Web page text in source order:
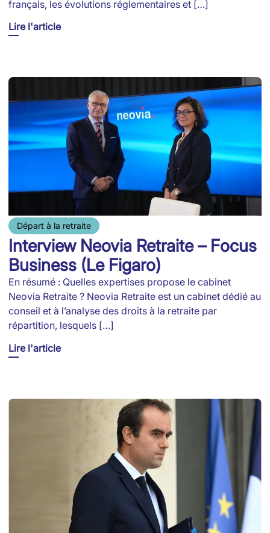
français, les évolutions réglementaires et […]
Lire l'article
Départ à la retraite
Interview Neovia Retraite – Focus
Business (Le Figaro)
En résumé : Quelles expertises propose le cabinet
Neovia Retraite ? Neovia Retraite est un cabinet dédié au
conseil et à l’analyse des droits à la retraite par
répartition, lesquels […]
Lire l'article